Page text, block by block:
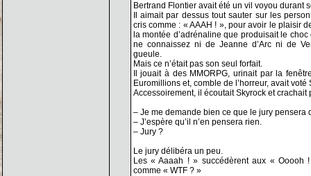
Bertrand Flontier avait été un vil voyou durant
Il aimait par dessus tout sauter sur les
cris comme : « AAAH ! », pour avoir le plaisir
la montée d’adrénaline que produisait le
ne connaissez ni de Jeanne d’Arc ni de
gueule.
Mais ce n’était pas son seul forfait.
Il jouait à des MMORPG, urinait par la
Euromillions et, comble de l’horreur, avait voté
Accessoirement, il écoutait Skyrock et crachait
– Je me demande bien ce que le jury pensera
– J’espère qu’il n’en pensera rien.
– Jury ?
Le jury délibéra un peu.
Les « Aaaah ! » succédèrent aux « Ooooh
comme « WTF ? »